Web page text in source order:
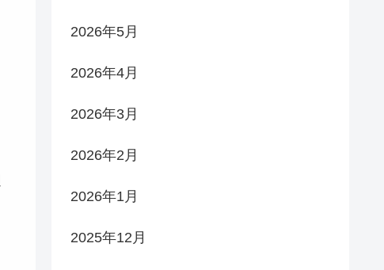
2026年5月
2026年4月
2026年3月
2026年2月
2026年1月
2025年12月